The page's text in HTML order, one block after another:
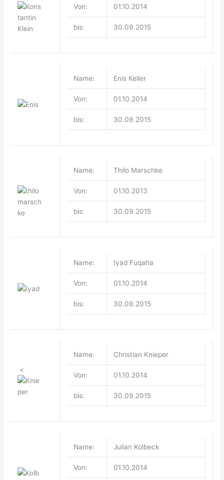
Von: 01.10.2014
bis: 30.09.2015
Name: Enis Keller
Von: 01.10.2014
bis: 30.09.2015
Name: Thilo Marschke
Von: 01.10.2013
bis: 30.09.2015
Name: Iyad Fuqaha
Von: 01.10.2014
bis: 30.09.2015
<
Name: Christian Knieper
Von: 01.10.2014
bis: 30.09.2015
Name: Julian Kolbeck
Von: 01.10.2014